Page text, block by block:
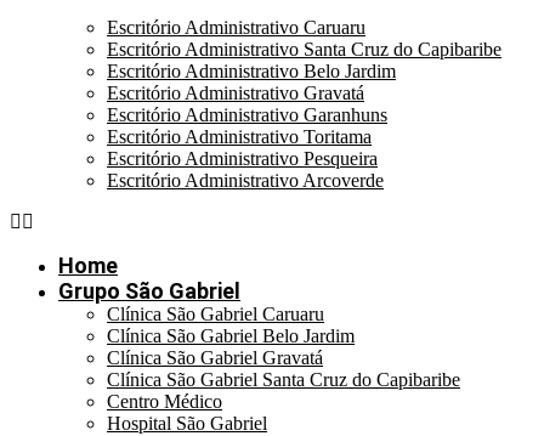
Escritório Administrativo Caruaru
Escritório Administrativo Santa Cruz do Capibaribe
Escritório Administrativo Belo Jardim
Escritório Administrativo Gravatá
Escritório Administrativo Garanhuns
Escritório Administrativo Toritama
Escritório Administrativo Pesqueira
Escritório Administrativo Arcoverde
Home
Grupo São Gabriel
Clínica São Gabriel Caruaru
Clínica São Gabriel Belo Jardim
Clínica São Gabriel Gravatá
Clínica São Gabriel Santa Cruz do Capibaribe
Centro Médico
Hospital São Gabriel